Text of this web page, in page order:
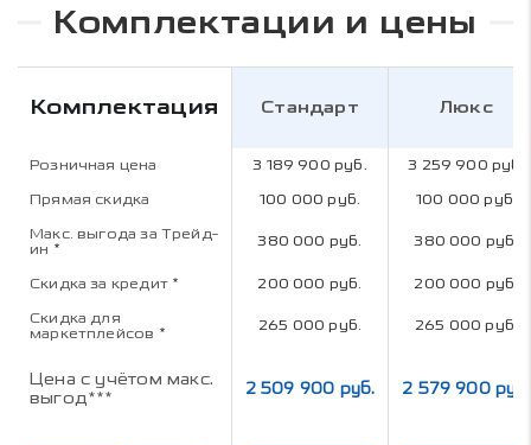
Комплектации и цены
Комплектация Стандарт Люкс
Розничная цена 3 189 900 руб. 3 259 900 руб.
Прямая скидка 100 000 руб. 100 000 руб.
Макс. выгода за Трейд-
ин * 380 000 руб. 380 000 руб.
Скидка за кредит * 200 000 руб. 200 000 руб.
Скидка для
маркетплейсов * 265 000 руб. 265 000 руб.
Цена с учётом макс.
выгод***
2 509 900 руб. 2 579 900 руб.